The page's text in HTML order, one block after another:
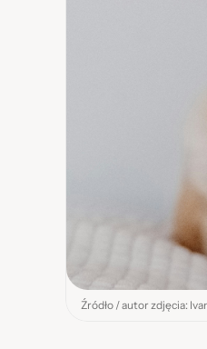
Źródło / autor zdjęcia: